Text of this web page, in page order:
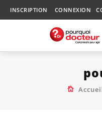
INSCRIPTION CONNEXION